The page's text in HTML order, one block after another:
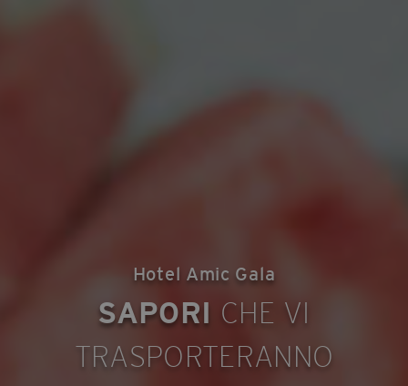
Hotel Amic Gala
SAPORI CHE VI
TRASPORTERANNO